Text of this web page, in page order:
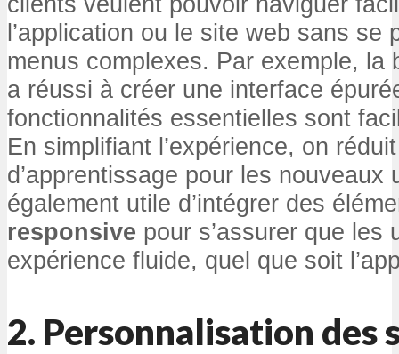
l’application ou le site web sans se
menus complexes. Par exemple, la
a réussi à créer une interface
fonctionnalités essentielles sont
En simplifiant l’expérience, on
d’apprentissage pour les nouveaux
également utile d’intégrer des
responsive pour s’assurer que les
expérience fluide, quel que soit
2. Personnalisation des